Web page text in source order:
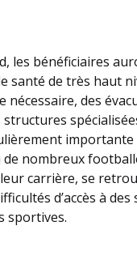
les bénéficiaires
santé de très haut
nécessaire, des
importante
nombreux
carrière, se
d’accès à des
sportives.